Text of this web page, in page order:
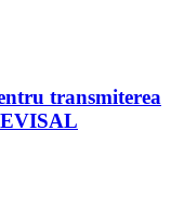
transmiterea